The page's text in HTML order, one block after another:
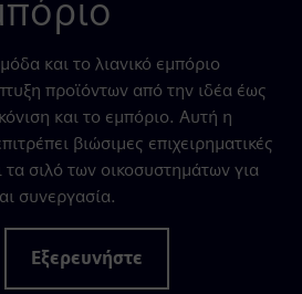
και το λιανικό εμπόριο
προϊόντων από την ιδέα έως
και το εμπόριο. Αυτή η
βιώσιμες επιχειρηματικές
σιλό των οικοσυστημάτων για
συνεργασία.
Εξερευνήστε